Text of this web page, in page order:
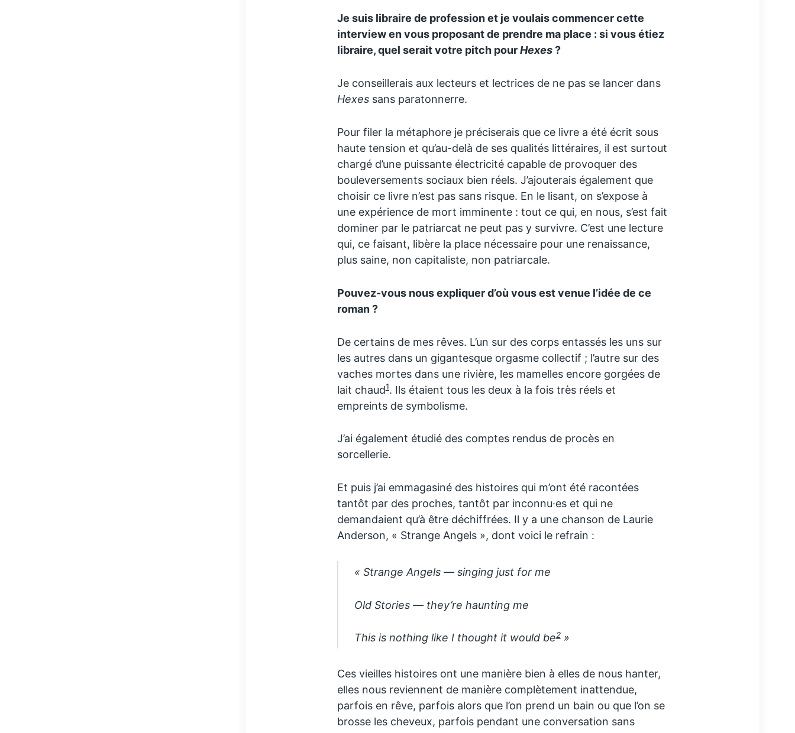
Je suis libraire de profession et je voulais commencer cette
interview en vous proposant de prendre ma place : si vous étiez
libraire, quel serait votre pitch pourHexes?
Je conseillerais aux lecteurs et lectrices de ne pas se lancer dans
Hexessans paratonnerre.
Pour filer la métaphore je préciserais que ce livre a été écrit sous
haute tension et qu’au-delà de ses qualités littéraires, il est surtout
chargé d’une puissante électricité capable de provoquer des
bouleversements sociaux bien réels. J’ajouterais également que
choisir ce livre n’est pas sans risque. En le lisant, on s’expose à
une expérience de mort imminente : tout ce qui, en nous, s’est fait
dominer par le patriarcat ne peut pas y survivre. C’est une lecture
qui, ce faisant, libère la place nécessaire pour une renaissance,
plus saine, non capitaliste, non patriarcale.
Pouvez-vous nous expliquer d’où vous est venue l’idée de ce
roman ?
De certains de mes rêves. L’un sur des corps entassés les uns sur
les autres dans un gigantesque orgasme collectif ; l’autre sur des
vaches mortes dans une rivière, les mamelles encore gorgées de
lait chaud1. Ils étaient tous les deux à la fois très réels et
empreints de symbolisme.
J’ai également étudié des comptes rendus de procès en
sorcellerie.
Et puis j’ai emmagasiné des histoires qui m’ont été racontées
tantôt par des proches, tantôt par inconnu·es et qui ne
demandaient qu’à être déchiffrées. Il y a une chanson de Laurie
Anderson, « Strange Angels », dont voici le refrain :
« Strange Angels — singing just for me
Old Stories — they’re haunting me
This is nothing like I thought it would be2»
Ces vieilles histoires ont une manière bien à elles de nous hanter,
elles nous reviennent de manière complètement inattendue,
parfois en rêve, parfois alors que l’on prend un bain ou que l’on se
brosse les cheveux, parfois pendant une conversation sans